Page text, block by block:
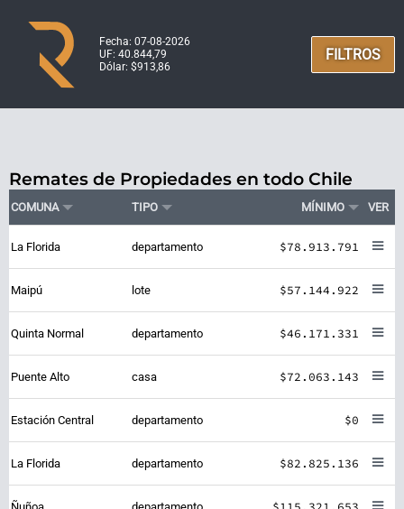
Fecha: 07-08-2026
UF: 40.844,79
Dólar: $913,86
FILTROS
Remates de Propiedades en todo Chile
COMUNA TIPO MÍNIMO VER
La Florida departamento $78.913.791
Maipú lote $57.144.922
Quinta Normal departamento $46.171.331
Puente Alto casa $72.063.143
Estación Central departamento $0
La Florida departamento $82.825.136